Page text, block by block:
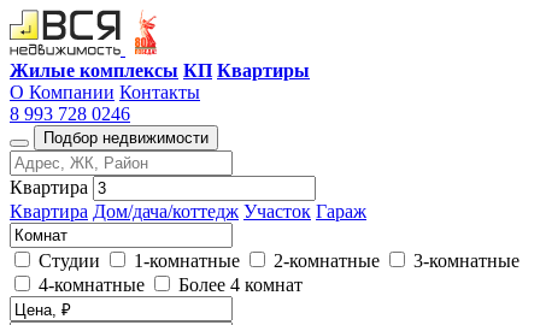
Жилые комплексы КП Квартиры
О Компании Контакты
8 993 728 0246
Подбор недвижимости
Квартира
Квартира Дом/дача/коттедж Участок Гараж
Студии 1-комнатные 2-комнатные
3-комнатные
4-комнатные
Более 4 комнат